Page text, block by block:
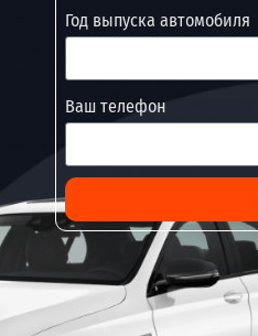
Год выпуска автомобиля
Ваш телефон